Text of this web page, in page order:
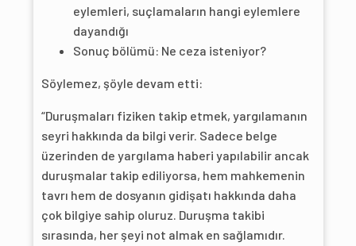
eylemleri, suçlamaların hangi eylemlere
dayandığı
Sonuç bölümü: Ne ceza isteniyor?
Söylemez, şöyle devam etti:
“Duruşmaları fiziken takip etmek, yargılamanın
seyri hakkında da bilgi verir. Sadece belge
üzerinden de yargılama haberi yapılabilir ancak
duruşmalar takip ediliyorsa, hem mahkemenin
tavrı hem de dosyanın gidişatı hakkında daha
çok bilgiye sahip oluruz. Duruşma takibi
sırasında, her şeyi not almak en sağlamıdır.